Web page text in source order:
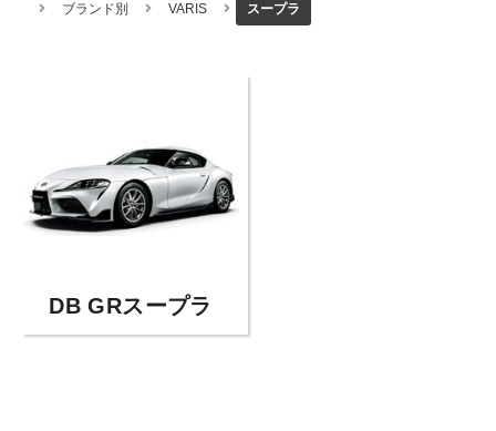
ブランド別 VARIS スープラ
DB GRスープラ